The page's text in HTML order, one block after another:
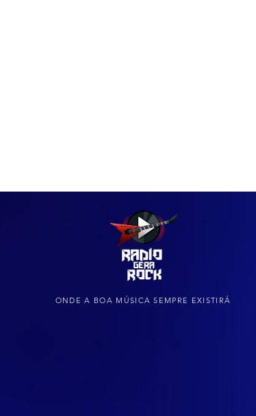
ONDE A BOA MÚSICA SEMPRE EXISTIRÁ